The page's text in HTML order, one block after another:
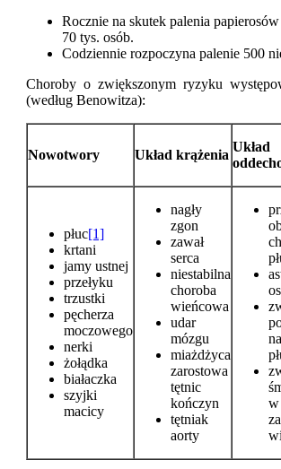
Rocznie na skutek palenia
70 tys. osób.
Codziennie rozpoczyna palenie 500
Choroby o zwiększonym ryzyku
(według Benowitza):
Nowotwory Układ krążenia
Układ
płuc[1]
krtani
jamy ustnej
przełyku
trzustki
pęcherza
moczowego
nerki
żołądka
białaczka
szyjki
macicy
nagły
zgon
zawał
serca
niestabilna
choroba
wieńcowa
udar
mózgu
miażdżyca
zarostowa
tętnic
kończyn
tętniak
aorty
w